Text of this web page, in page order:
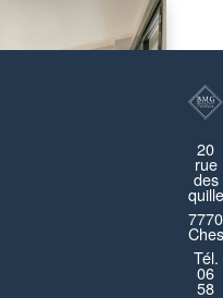
20
rue
des
Tél.
06
58